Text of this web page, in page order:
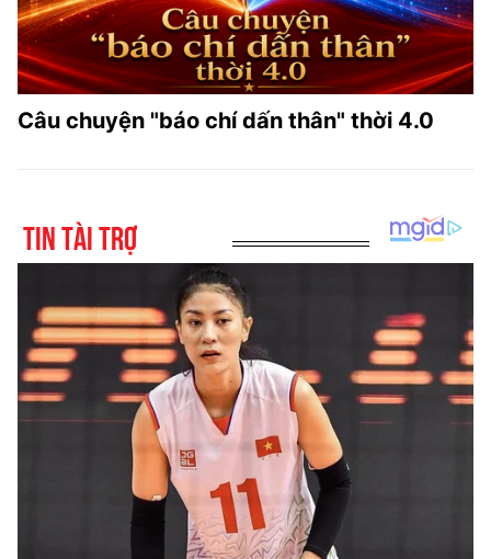
Câu chuyện "báo chí dấn thân" thời 4.0